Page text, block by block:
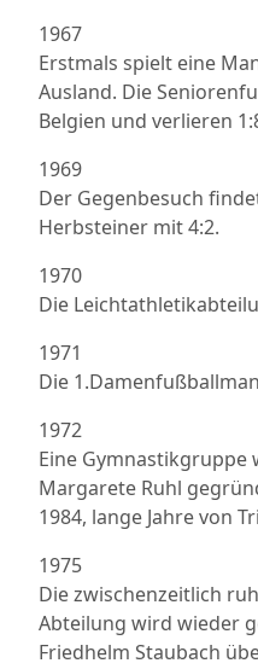
1967
Erstmals spielt eine
Ausland. Die
Belgien und verlieren
1969
Der Gegenbesuch
Herbsteiner mit 4:2.
1970
Die
1971
Die
1972
Eine Gymnastikgruppe
Margarete Ruhl
1984, lange Jahre von
1975
Die zwischenzeitlich
Abteilung wird wieder
Friedhelm Staubach